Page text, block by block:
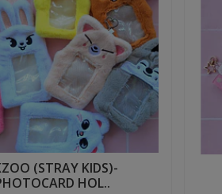
(STRAY KIDS)-
HOL..